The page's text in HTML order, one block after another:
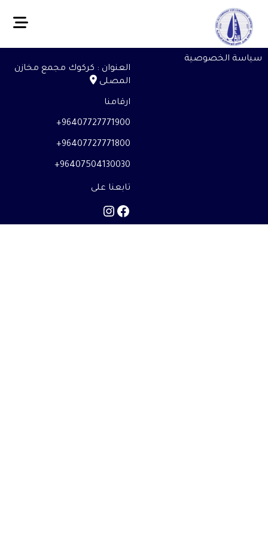
سياسة الخصوصية
العنوان : كركوك مجمع مخازن
المصلى
ارقامنا
96407727771900+
96407727771800+
96407504130030+
تابعنا على
Facebook
Instagram